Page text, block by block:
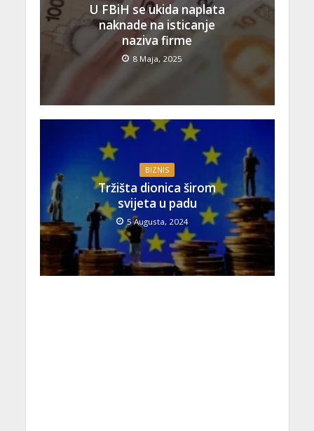
U FBiH se ukida naplata
naknade na isticanje
naziva firme
8 Maja, 2025
BIZNIS
Tržišta dionica širom
svijeta u padu
5 Augusta, 2024